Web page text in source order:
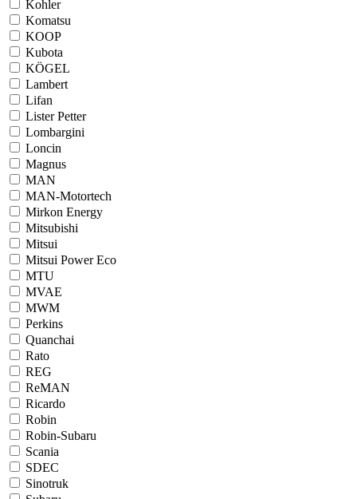
Kohler
Komatsu
KOOP
Kubota
KÖGEL
Lambert
Lifan
Lister Petter
Lombargini
Loncin
Magnus
MAN
MAN-Motortech
Mirkon Energy
Mitsubishi
Mitsui
Mitsui Power Eco
MTU
MVAE
MWM
Perkins
Quanchai
Rato
REG
ReMAN
Ricardo
Robin
Robin-Subaru
Scania
SDEC
Sinotruk